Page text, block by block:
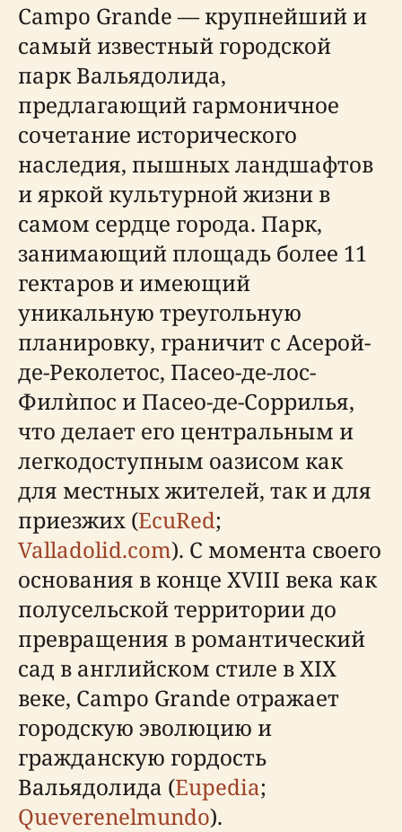
Campo Grande — крупнейший и
самый известный городской
парк Вальядолида,
предлагающий гармоничное
сочетание исторического
наследия, пышных ландшафтов
и яркой культурной жизни в
самом сердце города. Парк,
занимающий площадь более 11
гектаров и имеющий
уникальную треугольную
планировку, граничит с Асерой-
де-Реколетос, Пасео-де-лос-
Филѝпос и Пасео-де-Соррилья,
что делает его центральным и
легкодоступным оазисом как
для местных жителей, так и для
приезжих (EcuRed;
Valladolid.com). С момента своего
основания в конце XVIII века как
полусельской территории до
превращения в романтический
сад в английском стиле в XIX
веке, Campo Grande отражает
городскую эволюцию и
гражданскую гордость
Вальядолида (Eupedia;
Queverenelmundo).